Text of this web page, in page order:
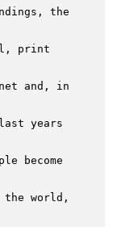
the
print
and, in
years
become
the world,